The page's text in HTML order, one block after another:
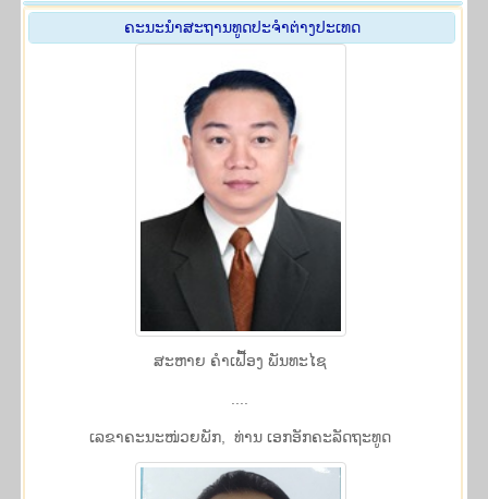
ຄະ​ນະ​ນຳ ​ສະ​ຖານ​ທູດ​ປະ​ຈຳ​ຕ່າງ​ປະ​ເທດ
ສະ​ຫາຍ ຄຳ​ເຟື້ອງ ພັນ​ທະ​ໄຊ
....
​ເລ​ຂາ​ຄະ​ນະ​ໜ່ວຍ​ພັກ, ທ່ານ ເອກ​ອັກ​ຄະ​ລັດ​ຖະ​ທູດ